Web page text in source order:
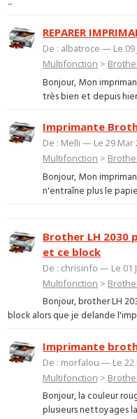
REPARER
De : albatroce — Le
Multifonction >
Bonjour, Mon
très bien et depuis
Imprimante
De : Melli — Le 29
Multifonction >
Bonjour, Mon
n'entraîne plus le
Brother LH 2030
et ce block
De : chrisinfo — Le 01
Multifonction >
Bonjour, brother LH
block alors que je delande
Imprimante
De : morfalou — Le 22
Multifonction >
Bonjour, la couleur
plusieurs nettoyages